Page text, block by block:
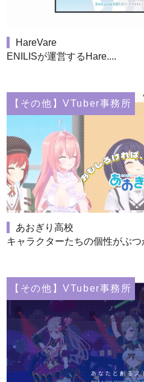
HareVare
ENILISが運営するHare....
【その他】VTuber事務所
あおぎり高校
キャラクターたちの個性がぶつ
【その他】VTuber事務所